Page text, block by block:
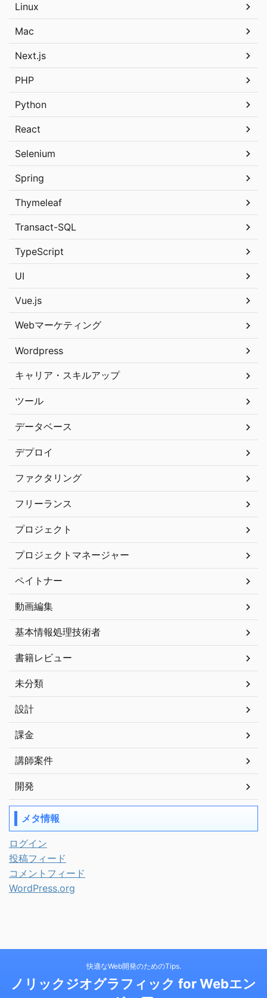
Linux
Mac
Next.js
PHP
Python
React
Selenium
Spring
Thymeleaf
Transact-SQL
TypeScript
UI
Vue.js
Webマーケティング
Wordpress
キャリア・スキルアップ
ツール
データベース
デプロイ
ファクタリング
フリーランス
プロジェクト
プロジェクトマネージャー
ペイトナー
動画編集
基本情報処理技術者
書籍レビュー
未分類
設計
課金
講師案件
開発
メタ情報
ログイン
投稿フィード
コメントフィード
WordPress.org
快適なWeb開発のためのTips.
ノリックジオグラフィック for Webエン